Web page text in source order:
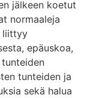
jälkeen koetut
normaaleja
liittyy
epäuskoa,
tunteiden ja
sekä halua